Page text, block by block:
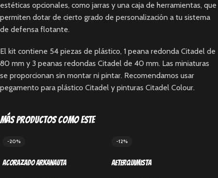
estéticas opcionales, como jarras y una caja de herramientas, que
permiten dotar de cierto grado de personalización a tu sistema
de defensa flotante.
El kit contiene 54 piezas de plástico, 1 peana redonda Citadel de
80 mm y 3 peanas redondas Citadel de 40 mm. Las miniaturas
se proporcionan sin montar ni pintar. Recomendamos usar
pegamento para plástico Citadel y pinturas Citadel Colour.
Más productos como este
-20%
Acorazado Arkanauta
-12%
Aeterquimista